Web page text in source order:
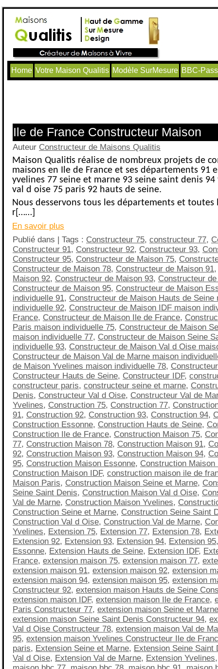
Home Votre Maison Qualitis Modèle SurMesure BBC-
Ile de France Constructeur Maison
Auteur Constructeur de Maisons Qualitis
Maison Qualitis réalise de nombreux projets de
maisons en Ile de France et ses départements 91
yvelines 77 seine et marne 93 seine saint denis
val d oise 75 paris 92 hauts de seine.
Nous desservons tous les départements et toutes
r[……]
En savoir plus
Publié dans | Tags : Constructeur 75, constructeur 77,
Constructeur 91, Constructeur 92, Constructeur 93,
Constructeur 95, Constructeur de Maison 75,
Constructeur de Maison 78, Constructeur de Maison 91
Maison 92, Constructeur de Maison 93, Constructeur
Constructeur de Maison 95, Constructeur de Maison
individuelle 91, Constructeur de Maison Hauts de Seine
individuelle 92, Constructeur de Maison IDF maison
France, Constructeur de Maison Ile de France,
Paris maison individuelle 75, Constructeur de Maison
maison individuelle 77, Constructeur de Maison Seine
individuelle 93, Constructeur de Maison Val d Oise
Constructeur de Maison Val de Marne maison
de Maison Yvelines maison individuelle 78,
Constructeur Hauts de Seine, Constructeur IDF,
constructeur paris, constructeur seine et marne,
Denis, Constructeur Val d Oise, Constructeur Val de
Yvelines, Construction 75, Construction 77,
91, Construction 92, Construction 93, Construction 94,
Construction Essonne, Construction Hauts de Seine,
Construction Ile de France, Construction Maison 75,
77, Construction Maison 78, Construction Maison 91,
92, Construction Maison 93, Construction Maison 94,
95, Construction Maison Essonne, Construction Maison
Construction Maison IDF, construction maison ile de
Maison Paris, Construction Maison Seine et Marne,
Seine Saint Denis, Construction Maison Val d Oise,
Val de Marne, Construction Maison Yvelines,
Construction Seine et Marne, Construction Seine Saint
Construction Val d Oise, Construction Val de Marne,
Yvelines, Extension 75, Extension 77, Extension 78,
Extension 92, Extension 93, Extension 94, Extension 95
Essonne, Extension Hauts de Seine, Extension IDF,
France, extension maison 75, extension maison 77,
extension maison 91, extension maison 92, extension
extension maison 94, extension maison 95, extension
Constructeur 92, extension maison Hauts de Seine
extension maison IDF, extension maison Ile de France,
Paris Constructeur 77, extension maison Seine et
extension maison Seine Saint Denis Constructeur 94,
Val d Oise Constructeur 78, extension maison Val de
95, extension maison Yvelines Constructeur Ile de
paris, Extension Seine et Marne, Extension Seine Saint
Val d Oise, Extension Val de Marne, Extension Yvelines